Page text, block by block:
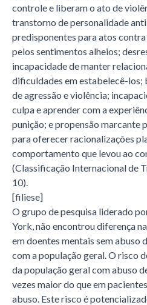
controle e liberam o ato de
transtorno de personalidade
predisponentes para atos
pelos sentimentos alheios;
incapacidade de manter
dificuldades em estabelecê-los;
de agressão e violência;
culpa e aprender com a
punição; e propensão marcante
para oferecer racionalizações
comportamento que levou ao
(Classificação Internacional de
10).
[filiese]
O grupo de pesquisa liderado
York, não encontrou diferença
em doentes mentais sem abuso
com a população geral. O risco
da população geral com abuso
vezes maior do que em
abuso. Este risco é